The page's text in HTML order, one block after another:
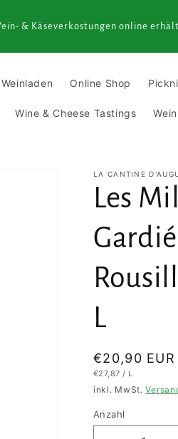
& Käseverkostungen online
Online Shop
Wine & Cheese Tastings
LA CANTINE
Les
L
Normaler
Preis
€20,90 EUR
STÜCKPREIS
€27,87 / PRO
L
inkl. MwSt.
Anzahl